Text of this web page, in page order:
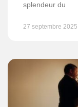
splendeur du
27 septembre 2025